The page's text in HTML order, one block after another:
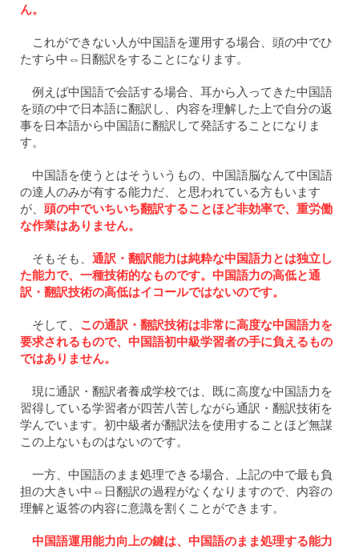
ん。
これができない人が中国語を運用する場合、頭の中でひ
たすら中⇔日翻訳をすることになります。
例えば中国語で会話する場合、耳から入ってきた中国語
を頭の中で日本語に翻訳し、内容を理解した上で自分の返
事を日本語から中国語に翻訳して発話することになりま
す。
中国語を使うとはそういうもの、中国語脳なんて中国語
の達人のみが有する能力だ、と思われている方もいます
が、 頭の中でいちいち翻訳することほど非効率で、重労働
な作業はありません。
そもそも、通訳・翻訳能力は純粋な中国語力とは独立し
た能力で、一種技術的なものです。中国語力の高低と通
訳・翻訳技術の高低はイコールではないのです。
そして、 この通訳・翻訳技術は非常に高度な中国語力を
要求されるもので、中国語初中級学習者の手に負えるもの
ではありません。
現に通訳・翻訳者養成学校では、既に高度な中国語力を
習得している学習者が四苦八苦しながら通訳・翻訳技術を
学んでいます。初中級者が翻訳法を使用することほど無謀
この上ないものはないのです。
一方、中国語のまま処理できる場合、上記の中で最も負
担の大きい中⇔日翻訳の過程がなくなりますので、内容の
理解と返答の内容に意識を割くことができます。
中国語運用能力向上の鍵は、中国語のまま処理する能力